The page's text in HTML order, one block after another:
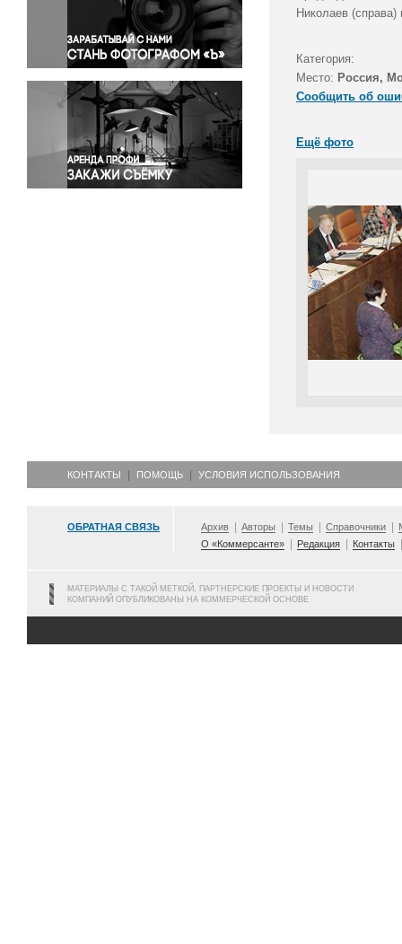
Правосудие
Происшествия и конфликты
Религия
Светская жизнь
Спорт
Экология
Экономика и бизнес
Николаев
Категория:
Место: Россия,
Сообщить об
Ещё фото
КОНТАКТЫ ПОМОЩЬ УСЛОВИЯ ИСПОЛЬЗОВАНИЯ
ОБРАТНАЯ СВЯЗЬ Архив Авторы Темы Справочники
О «Коммерсанте»
Редакция Контакты
МАТЕРИАЛЫ С ТАКОЙ МЕТКОЙ, ПАРТНЕРСКИЕ ПРОЕКТЫ И НОВОСТИ
КОМПАНИЙ ОПУБЛИКОВАНЫ НА КОММЕРЧЕСКОЙ ОСНОВЕ